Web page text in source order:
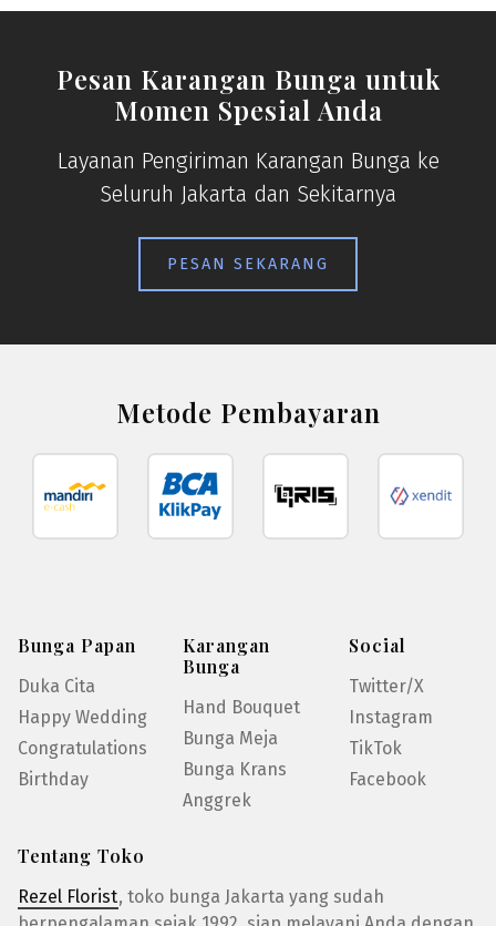
Pesan Karangan Bunga untuk
Momen Spesial Anda
Layanan Pengiriman Karangan Bunga ke
Seluruh Jakarta dan Sekitarnya
PESAN SEKARANG
Metode Pembayaran
Bunga Papan
Duka Cita
Happy Wedding
Congratulations
Birthday
Karangan
Bunga
Hand Bouquet
Bunga Meja
Bunga Krans
Anggrek
Social
Twitter/X
Instagram
TikTok
Facebook
Tentang Toko
Rezel Florist, toko bunga Jakarta yang sudah